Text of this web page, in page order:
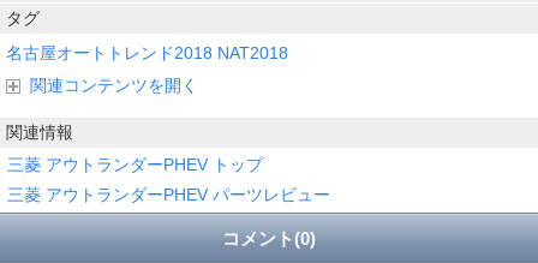
タグ
名古屋オートトレンド2018 NAT2018
関連コンテンツを開く
関連情報
三菱 アウトランダーPHEV トップ
三菱 アウトランダーPHEV パーツレビュー
コメント(0)